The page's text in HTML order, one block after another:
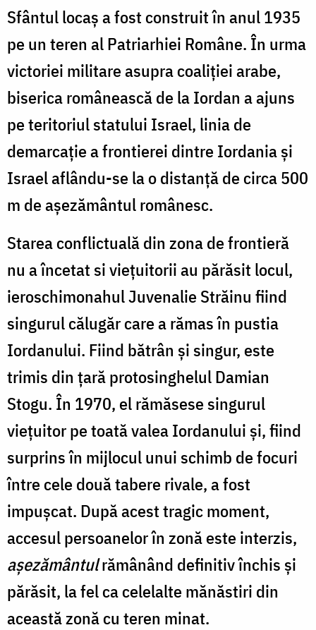
Sfântul locaș a fost construit în anul 1935
pe un teren al Patriarhiei Române. În urma
victoriei militare asupra coaliției arabe,
biserica românească de la Iordan a ajuns
pe teritoriul statului Israel, linia de
demarcaţie a frontierei dintre Iordania şi
Israel aflându-se la o distanţă de circa 500
m de aşezământul românesc.
Starea conflictuală din zona de frontieră
nu a încetat si vieţuitorii au părăsit locul,
ieroschimonahul Juvenalie Străinu fiind
singurul călugăr care a rămas în pustia
Iordanului. Fiind bătrân şi singur, este
trimis din ţară protosinghelul Damian
Stogu. În 1970, el rămăsese singurul
vieţuitor pe toată valea Iordanului şi, fiind
surprins în mijlocul unui schimb de focuri
între cele două tabere rivale, a fost
impuşcat. După acest tragic moment,
accesul persoanelor în zonă este interzis,
aşezământulrămânând definitiv închis şi
părăsit, la fel ca celelalte mănăstiri din
această zonă cu teren minat.